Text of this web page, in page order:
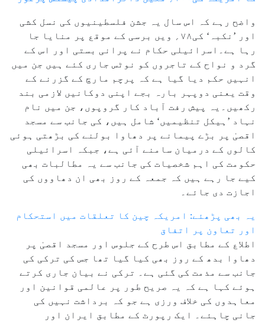
واضح رہے کہ اس سال یہ جشن فلسطینیوں کی نسل کشی
اور ’نکبہ‘ کی۷۸؍ ویں برسی کے موقع پر منایا جا
رہا ہے۔اسرائیلی حکام نے پرانی بستی اور اس کے
گرد و نواح کے تاجروں کو نوٹس جاری کئے ہیں جن میں
انہیں حکم دیا گیا ہے کہ پرچم مارچ کے گزرنے کے
وقت یعنی دوپہر بارہ بجے اپنی دوکانیں لازمی بند
رکھیں۔یہ پیش رفت آباد کار گروپوں، جن میں نام
نہاد ’ہیکل تنظیمیں‘ شامل ہیں، کی جانب سے مسجد
اقصیٰ پر بڑے پیمانے پر دھاوا بولنے کی بڑھتی ہوئی
کالوں کے درمیان سامنے آئی ہے، جبکہ اسرائیلی
حکومت کی اہم شخصیات کی جانب سے یہ مطالبات بھی
کیے جا رہے ہیں کہ جمعہ کے روز بھی ان دھاووں کی
اجازت دی جائے۔
یہ بھی پڑھئے: امریکہ چین کا تعلقات میں استحکام
اور تعاون پر اتفاق
اطلاع کے مطابق اس طرح کے جلوس اور مسجد اقصیٰ پر
دھاوا بدھ کے روز بھی کیا گیا تھا جس کی ترکی کی
جانب سے مذمت کی گئی ہے۔ ترکی نے بیان جاری کرتے
ہوئے کہا ہے کہ یہ صریح طور پر عالمی قوانین اور
معاہدوں کی خلاف ورزی ہے جو کہ برداشت نہیں کی
جانی چاہئے۔ ایک رپورٹ کے مطابق ایران اور